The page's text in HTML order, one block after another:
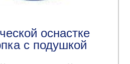
оснастке
с подушкой